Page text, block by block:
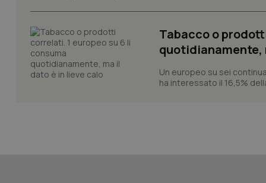
Tabacco o
quotidianamente,
Un europeo su sei
ha interessato il 16,5%
_ga_0VMQEQKQ1N
__Secure-YNID